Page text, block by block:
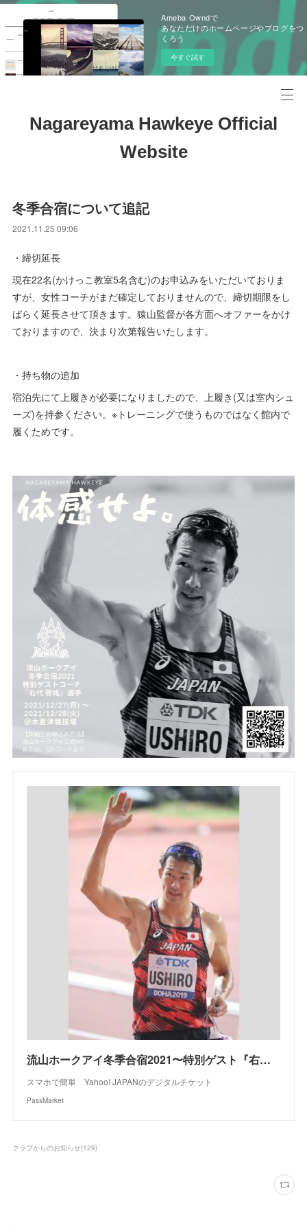
Ameba Owndで
あなただけのホームページやブログをつ
くろう
今すぐ試す
Nagareyama Hawkeye Official
Website
冬季合宿について追記
2021.11.25 09:06
・締切延長
現在22名(かけっこ教室5名含む)のお申込みをいただいておりま
すが、女性コーチがまだ確定しておりませんので、締切期限をし
ばらく延長させて頂きます。猿山監督が各方面へオファーをかけ
ておりますので、決まり次第報告いたします。
・持ち物の追加
宿泊先にて上履きが必要になりましたので、上履き(又は室内シュ
ーズ)を持参ください。※トレーニングで使うものではなく館内で
履くためです。
流山ホークアイ冬季合宿2021〜特別ゲスト『右代啓祐』選手〜 in千葉 - パスマーケット
スマホで簡単 Yahoo! JAPANのデジタルチケット
PassMarket
クラブからのお知らせ(129)